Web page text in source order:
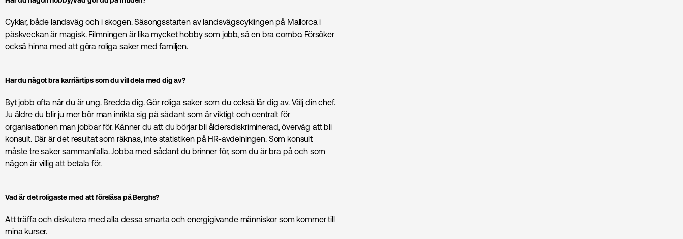
Cyklar, både landsväg och i skogen. Säsongsstarten av landsvägscyklingen på Mallorca i
påskveckan är magisk. Filmningen är lika mycket hobby som jobb, så en bra combo. Försöker
också hinna med att göra roliga saker med familjen.
Har du något bra karriärtips som du vill dela med dig av?
Byt jobb ofta när du är ung. Bredda dig. Gör roliga saker som du också lär dig av. Välj din chef.
Ju äldre du blir ju mer bör man inrikta sig på sådant som är viktigt och centralt för
organisationen man jobbar för. Känner du att du börjar bli åldersdiskriminerad, överväg att bli
konsult. Där är det resultat som räknas, inte statistiken på HR-avdelningen. Som konsult
måste tre saker sammanfalla. Jobba med sådant du brinner för, som du är bra på och som
någon är villig att betala för.
Vad är det roligaste med att föreläsa på Berghs?
Att träffa och diskutera med alla dessa smarta och energigivande människor som kommer till
mina kurser.